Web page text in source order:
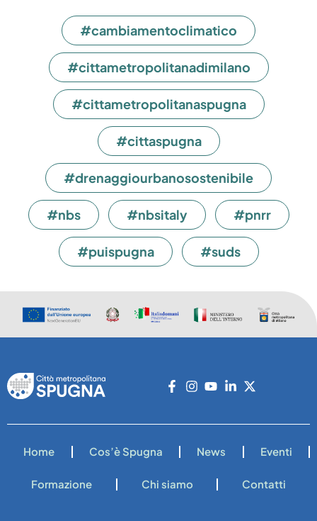
#cambiamentoclimatico
#cittametropolitanadimilano
#cittametropolitanaspugna
#cittaspugna
#drenaggiourbanosostenibile
#nbs #nbsitaly #pnrr
#puispugna #suds
Home Cos’è Spugna News Eventi
Formazione Chi siamo Contatti